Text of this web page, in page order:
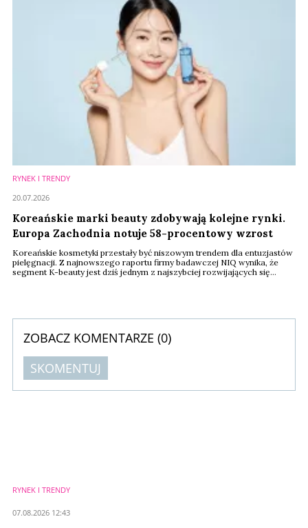
RYNEK I TRENDY
Koreańskie marki beauty zdobywają kolejne rynki.
Europa Zachodnia notuje 58-procentowy wzrost
Koreańskie kosmetyki przestały być niszowym trendem dla entuzjastów
pielęgnacji. Z najnowszego raportu firmy badawczej NIQ wynika, że
segment K-beauty jest dziś jednym z najszybciej rozwijających się
20.07.2026
ZOBACZ KOMENTARZE (0)
SKOMENTUJ
RYNEK I TRENDY
07.08.2026 12:43